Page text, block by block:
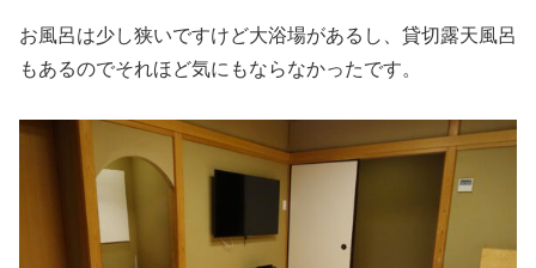
お風呂は少し狭いですけど大浴場があるし、貸切露天風呂
もあるのでそれほど気にもならなかったです。